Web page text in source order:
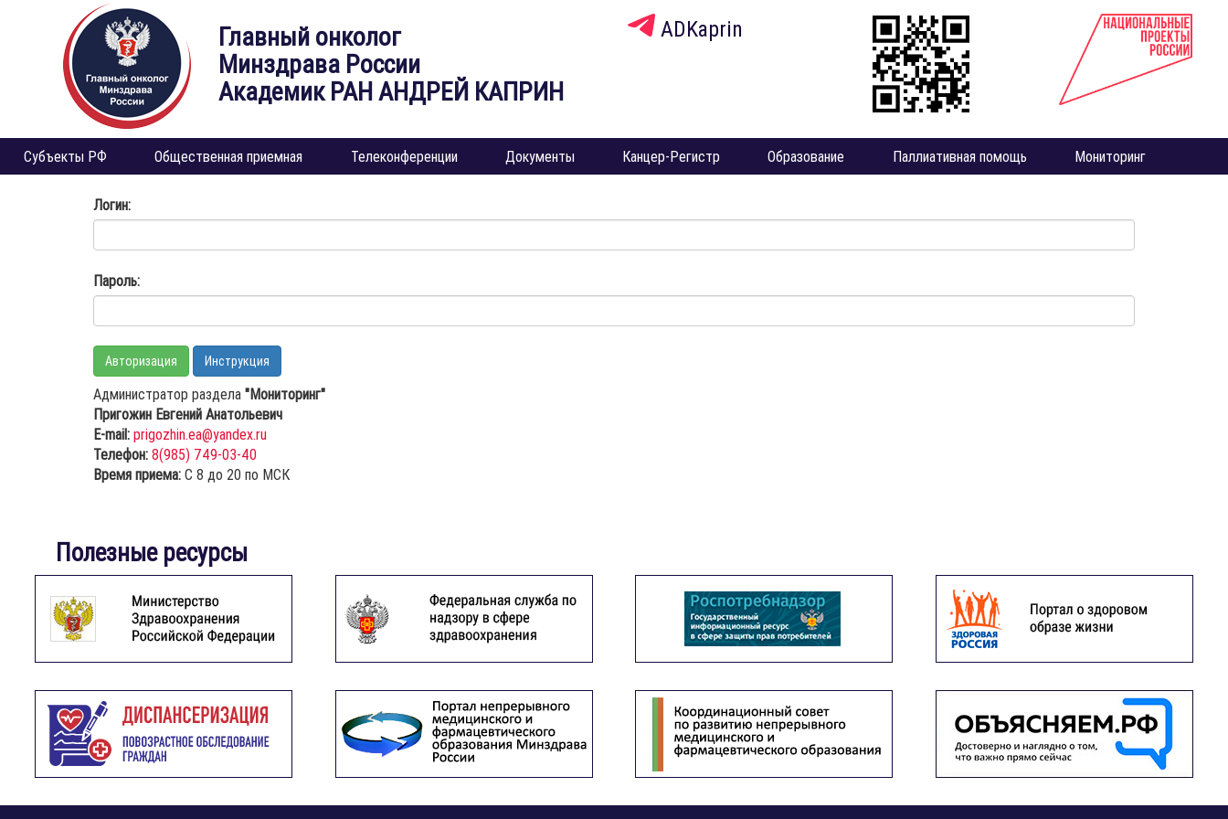
Главный онколог
Минздрава России
Академик РАН АНДРЕЙ КАПРИН
ADKaprin
Субъекты РФ Общественная приемная Телеконференции Документы Канцер-Регистр Образование Паллиативная помощь Мониторинг
Логин:
Пароль:
Инструкция
Администратор раздела "Мониторинг"
Пригожин Евгений Анатольевич
E-mail: prigozhin.ea@yandex.ru
Телефон: 8(985) 749-03-40
Время приема: С 8 до 20 по МСК
Полезные ресурсы